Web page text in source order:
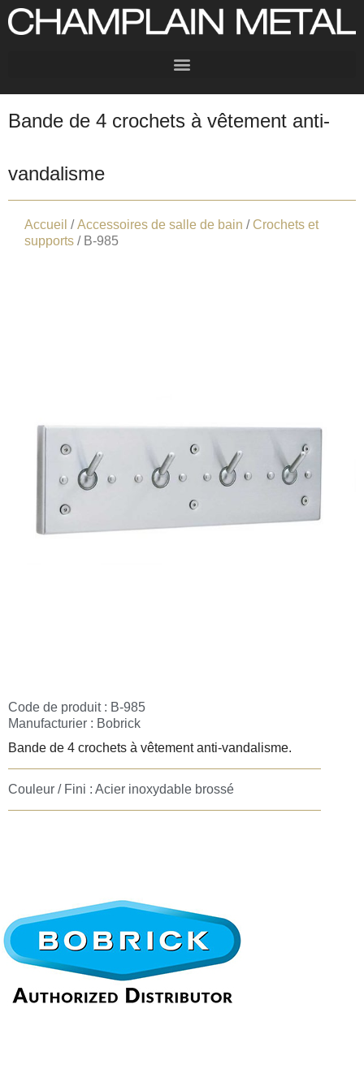
Bande de 4 crochets à vêtement anti-
vandalisme
Accueil /Accessoires de salle de bain / Crochets et
supports / B-985
Code de produit : B-985
Manufacturier : Bobrick
Bande de 4 crochets à vêtement anti-vandalisme.
Couleur / Fini : Acier inoxydable brossé